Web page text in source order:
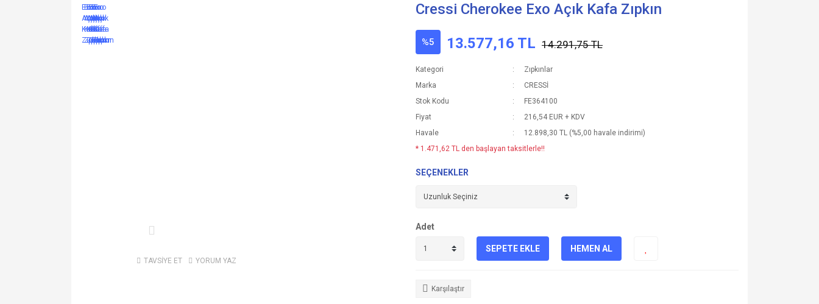
TAVSİYE ET YORUM YAZ
Cressi Cherokee Exo Açık Kafa Zıpkın
%5 13.577,16 TL 14.291,75 TL
Kategori
Zıpkınlar
Marka
CRESSİ
Stok Kodu
FE364100
Fiyat
216,54 EUR + KDV
Havale
12.898,30 TL (%5,00 havale indirimi)
* 1.471,62 TL den başlayan taksitlerle!!
SEÇENEKLER
Adet
SEPETE EKLE HEMEN AL
Karşılaştır